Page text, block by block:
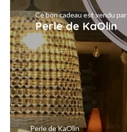
Ce bon cadeau est vendu par
Perle de KaOlin
Perle de KaOlin